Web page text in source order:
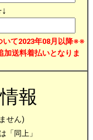
いて2023年08月以降※※
加送料着払いとなりま
報
せん)
「同上」